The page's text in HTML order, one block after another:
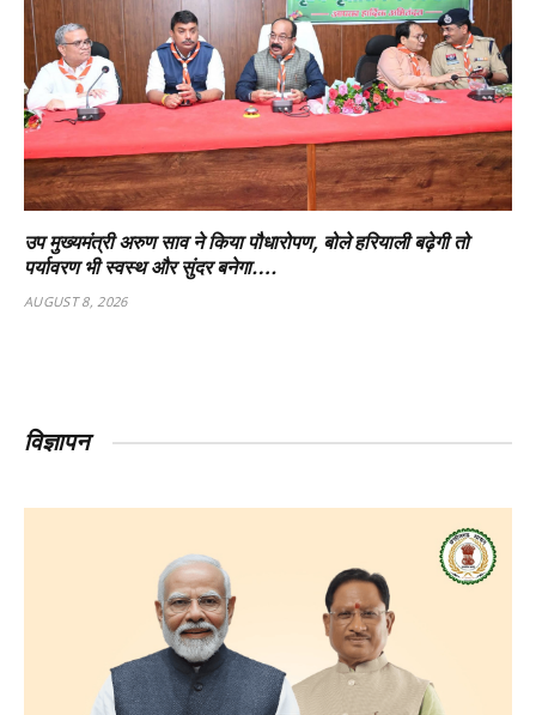
उप मुख्यमंत्री अरुण साव ने किया पौधारोपण, बोले हरियाली बढ़ेगी तो
पर्यावरण भी स्वस्थ और सुंदर बनेगा….
AUGUST 8, 2026
विज्ञापन